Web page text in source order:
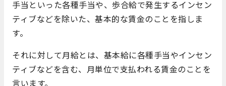
手当といった各種手当や、歩合給で発生するインセン
ティブなどを除いた、基本的な賃金のことを指しま
す。
それに対して月給とは、基本給に各種手当やインセン
ティブなどを含む、月単位で支払われる賃金のことを
言います。